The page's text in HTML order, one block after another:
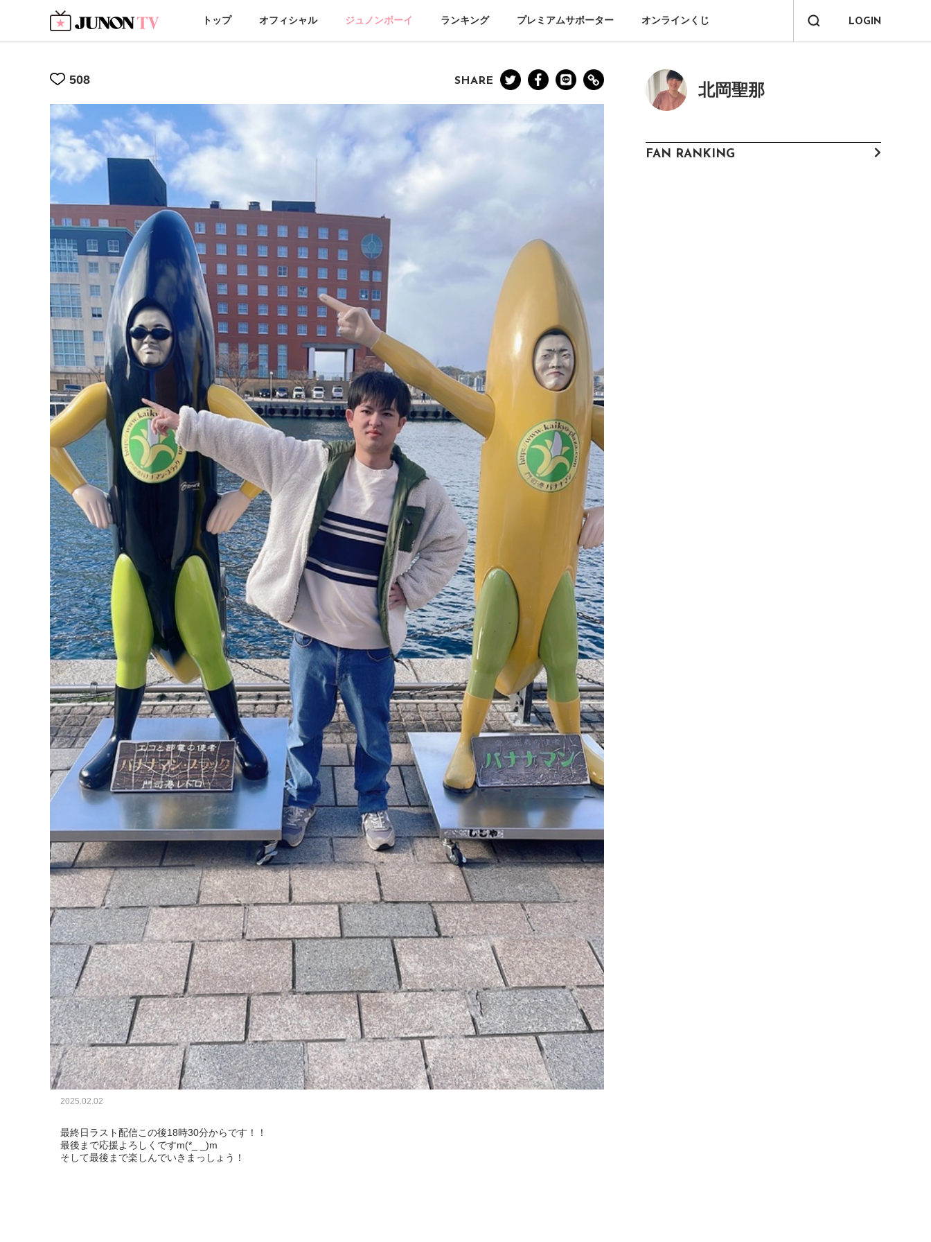
LOGIN
トップ オフィシャル ジュノンボーイ ランキング プレミアムサポーター オンラインくじ
508 SHARE 北岡聖那
2025.02.02
最終日ラスト配信この後18時30分からです！！
最後まで応援よろしくですm(*_ _)m
そして最後まで楽しんでいきまっしょう！
FAN RANKING